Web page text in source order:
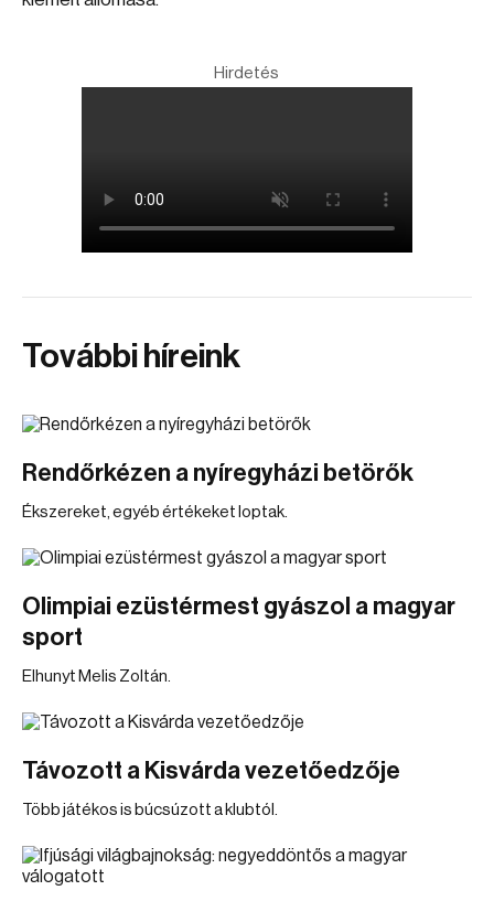
Hirdetés
További híreink
Rendőrkézen a nyíregyházi betörők
Ékszereket, egyéb értékeket loptak.
Olimpiai ezüstérmest gyászol a magyar
sport
Elhunyt Melis Zoltán.
Távozott a Kisvárda vezetőedzője
Több játékos is búcsúzott a klubtól.